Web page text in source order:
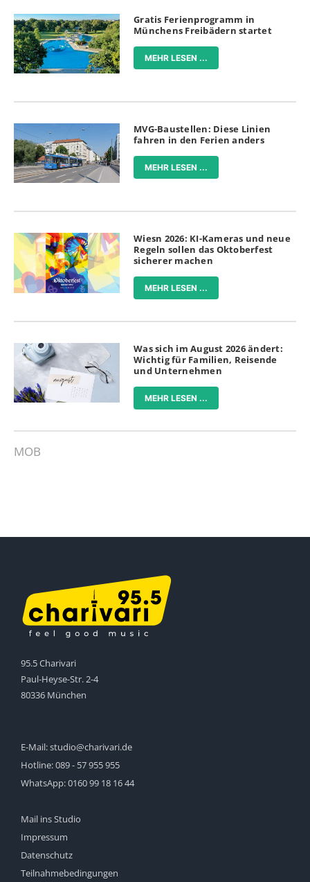
Gratis Ferienprogramm in
Münchens Freibädern startet
MEHR LESEN ...
MVG-Baustellen: Diese Linien
fahren in den Ferien anders
MEHR LESEN ...
Wiesn 2026: KI-Kameras und neue
Regeln sollen das Oktoberfest
sicherer machen
MEHR LESEN ...
Was sich im August 2026 ändert:
Wichtig für Familien, Reisende
und Unternehmen
MEHR LESEN ...
MOB
95.5 Charivari
Paul-Heyse-Str. 2-4
80336 München
E-Mail:studio@charivari.de
Hotline:089 - 57 955 955
WhatsApp:0160 99 18 16 44
Mail ins Studio
Impressum
Datenschutz
Teilnahmebedingungen